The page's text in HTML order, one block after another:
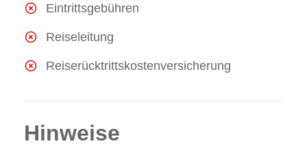
Eintrittsgebühren
Reiseleitung
Reiserücktrittskostenversicherung
Hinweise